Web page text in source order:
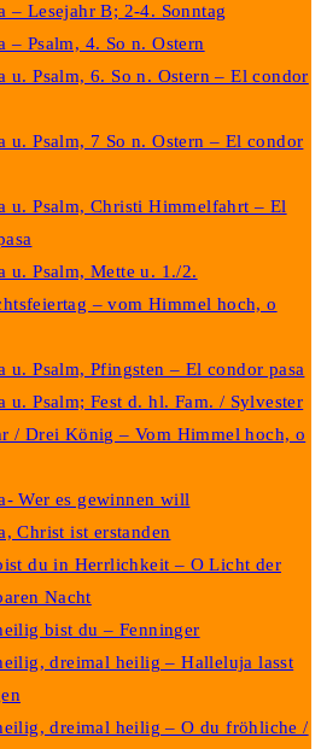
– Lesejahr B; 2-4. Sonntag
– Psalm, 4. So n. Ostern
u. Psalm, 6. So n. Ostern – El condor
u. Psalm, 7 So n. Ostern – El condor
u. Psalm, Christi Himmelfahrt – El
u. Psalm, Mette u. 1./2.
– vom Himmel hoch, o
u. Psalm, Pfingsten – El condor pasa
u. Psalm; Fest d. hl. Fam. / Sylvester
/ Drei König – Vom Himmel hoch, o
Wer es gewinnen will
Christ ist erstanden
du in Herrlichkeit – O Licht der
Nacht
bist du – Fenninger
dreimal heilig – Halleluja lasst
dreimal heilig – O du fröhliche /